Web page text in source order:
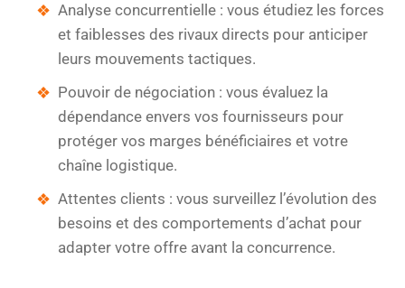
Analyse concurrentielle : vous étudiez les forces
et faiblesses des rivaux directs pour anticiper
leurs mouvements tactiques.
Pouvoir de négociation : vous évaluez la
dépendance envers vos fournisseurs pour
protéger vos marges bénéficiaires et votre
chaîne logistique.
Attentes clients : vous surveillez l’évolution des
besoins et des comportements d’achat pour
adapter votre offre avant la concurrence.